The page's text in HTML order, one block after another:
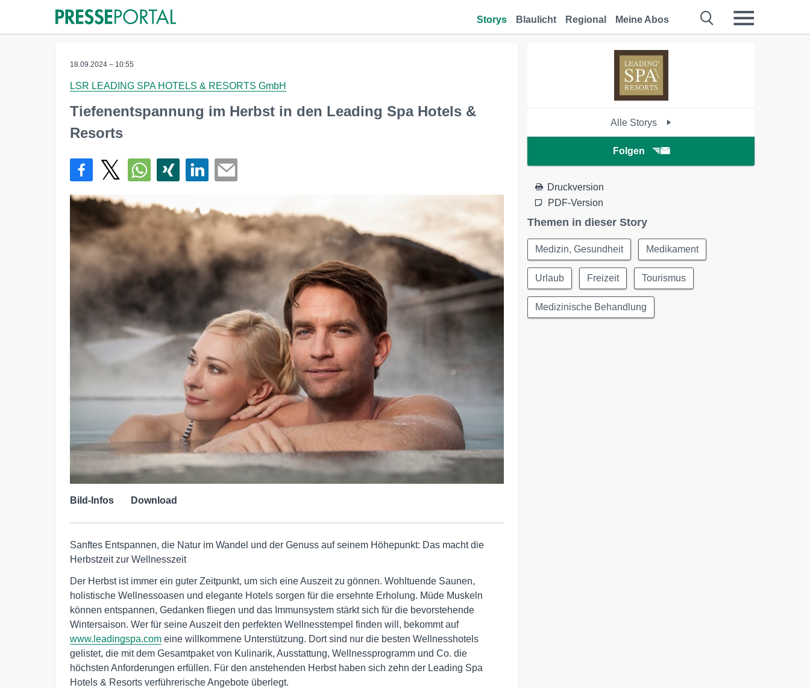
Storys Blaulicht Regional Meine Abos
18.09.2024 – 10:55
LSR LEADING SPA HOTELS & RESORTS GmbH
Tiefenentspannung im Herbst in den Leading Spa Hotels &
Resorts
Bild-Infos Download
Sanftes Entspannen, die Natur im Wandel und der Genuss auf seinem Höhepunkt: Das macht die
Herbstzeit zur Wellnesszeit
Der Herbst ist immer ein guter Zeitpunkt, um sich eine Auszeit zu gönnen. Wohltuende Saunen,
holistische Wellnessoasen und elegante Hotels sorgen für die ersehnte Erholung. Müde Muskeln
können entspannen, Gedanken fliegen und das Immunsystem stärkt sich für die bevorstehende
Wintersaison. Wer für seine Auszeit den perfekten Wellnesstempel finden will, bekommt auf
www.leadingspa.com eine willkommene Unterstützung. Dort sind nur die besten Wellnesshotels
gelistet, die mit dem Gesamtpaket von Kulinarik, Ausstattung, Wellnessprogramm und Co. die
höchsten Anforderungen erfüllen. Für den anstehenden Herbst haben sich zehn der Leading Spa
Hotels & Resorts verführerische Angebote überlegt.
Alle Storys
Folgen
Druckversion
PDF-Version
Themen in dieser Story
Medizin, Gesundheit Medikament
Urlaub Freizeit Tourismus
Medizinische Behandlung